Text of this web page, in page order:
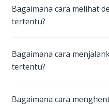
Bagaimana cara melihat
tertentu?
Bagaimana cara
tertentu?
Bagaimana cara